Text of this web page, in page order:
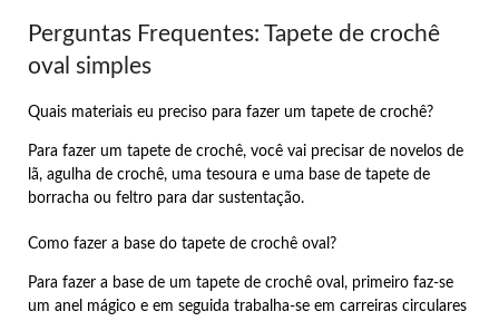
Perguntas Frequentes: Tapete de crochê
oval simples
Quais materiais eu preciso para fazer um tapete de crochê?
Para fazer um tapete de crochê, você vai precisar de novelos de
lã, agulha de crochê, uma tesoura e uma base de tapete de
borracha ou feltro para dar sustentação.
Como fazer a base do tapete de crochê oval?
Para fazer a base de um tapete de crochê oval, primeiro faz-se
um anel mágico e em seguida trabalha-se em carreiras circulares